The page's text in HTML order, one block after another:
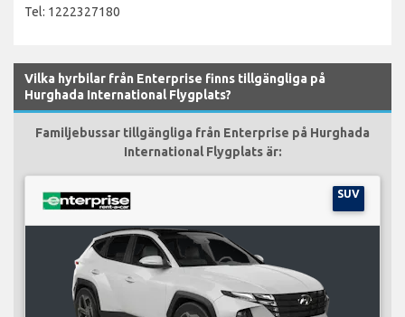
Tel: 1222327180
Vilka hyrbilar från Enterprise finns tillgängliga på
Hurghada International Flygplats?
Familjebussar tillgängliga från Enterprise på Hurghada
International Flygplats är:
SUV